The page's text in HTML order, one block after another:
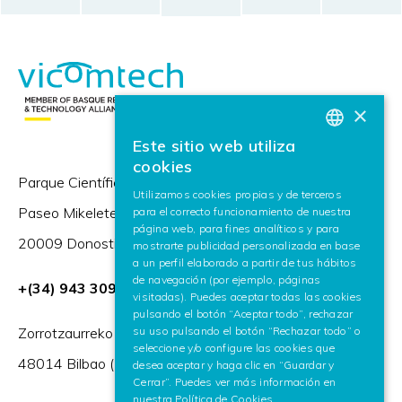
Parque Científico y Tecnológico de Gipuzkoa,
Paseo Mikeletegi 57,
20009 Donostia / San Sebastián (España)
+(34) 943 309 230
Zorrotzaurreko Erribera 2, Deusto,
48014 Bilbao (España)
ENGLISH
×
Este sitio web utiliza
cookies
Utilizamos cookies propias y de terceros
para el correcto funcionamiento de nuestra
página web, para fines analíticos y para
mostrarte publicidad personalizada en base
a un perfil elaborado a partir de tus hábitos
de navegación (por ejemplo, páginas
visitadas). Puedes aceptar todas las cookies
pulsando el botón “Aceptar todo”, rechazar
su uso pulsando el botón “Rechazar todo” o
seleccione y/o configure las cookies que
desea aceptar y haga clic en “Guardar y
Cerrar”. Puedes ver más información en
nuestra Política de Cookies